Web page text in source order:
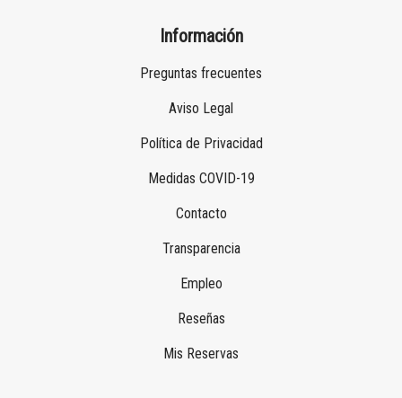
Información
Preguntas frecuentes
Aviso Legal
Política de Privacidad
Medidas COVID-19
Contacto
Transparencia
Empleo
Reseñas
Mis Reservas